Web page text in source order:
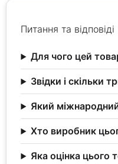
Питання та відповіді
Для чого цей
Звідки і скільки
Який
Хто виробник
Яка оцінка цього